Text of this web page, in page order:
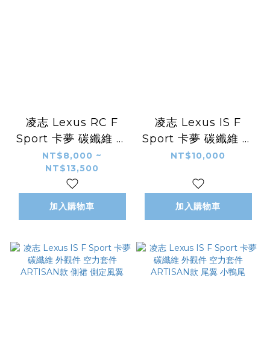
凌志 Lexus RC F
Sport 卡夢 碳纖維 外
觀件 空力套件 前下巴
後下巴 側裙 尾翼
NT$8,000 ~
NT$13,500
加入購物車
凌志 Lexus IS F
Sport 卡夢 碳纖維 外
觀件 空力套件
前導流
NT$10,000
加入購物車